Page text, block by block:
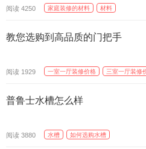
阅读 4250 家庭装修的材料 材料
教您选购到高品质的门把手
阅读 1929 一室一厅装修价格 三室一厅装修
普鲁士水槽怎么样
阅读 3880 水槽 如何选购水槽